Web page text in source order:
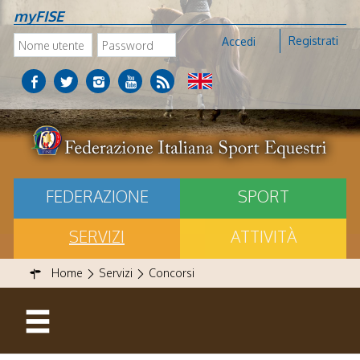
myFISE
Accedi Registrati
FEDERAZIONE
SPORT
SERVIZI
ATTIVITÀ
Home Servizi Concorsi